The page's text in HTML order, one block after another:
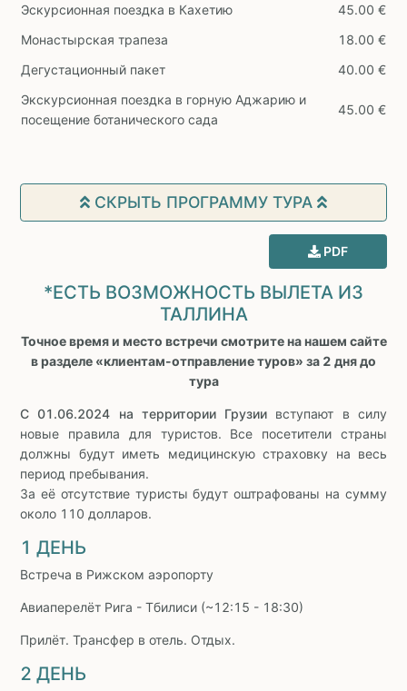
Эскурсионная поездка в Кахетию
45.00 €
Монастырская трапеза
18.00 €
Дегустационный пакет
40.00 €
Экскурсионная поездка в горную Аджарию и
посещение ботанического сада
45.00 €
СКРЫТЬ ПРОГРАММУ ТУРА
PDF
*ЕСТЬ ВОЗМОЖНОСТЬ ВЫЛЕТА ИЗ
ТАЛЛИНА
Точное время и место встречи смотрите на нашем сайте
в разделе «клиентам-отправление туров» за 2 дня до
тура
С 01.06.2024 на территории Грузии вступают в силу
новые правила для туристов. Все посетители страны
должны будут иметь медицинскую страховку на весь
период пребывания.
За её отсутствие туристы будут оштрафованы на сумму
около 110 долларов.
1 ДЕНЬ
Встреча в Рижском аэропорту
Авиаперелёт Рига - Тбилиси (~12:15 - 18:30)
Прилёт. Трансфер в отель. Отдых.
2 ДЕНЬ